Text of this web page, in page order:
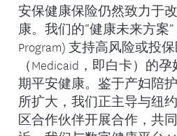
安保健康保险仍然致力于
康。我们的“健康未来方案”
Program) 支持高风险或投
（Medicaid，即白卡）的
期平安健康。鉴于产妇陪
所扩大，我们正主导与纽
区合作伙伴开展合作，共